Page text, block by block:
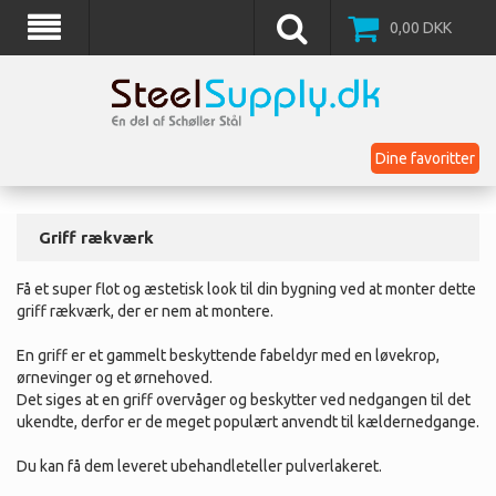
0,00 DKK
Dine favoritter
Griff rækværk
Få et super flot og æstetisk look til din bygning ved at monter dette
griff rækværk, der er nem at montere.
En griff er et gammelt beskyttende fabeldyr med en løvekrop,
ørnevinger og et ørnehoved.
Det siges at en griff overvåger og beskytter ved nedgangen til det
ukendte, derfor er de meget populært anvendt til kældernedgange.
Du kan få dem leveret ubehandleteller pulverlakeret.